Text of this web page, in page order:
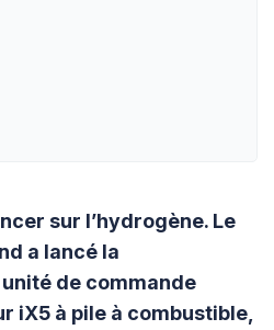
sur l’hydrogène. Le
a lancé la
de commande
iX5 à pile à combustible,